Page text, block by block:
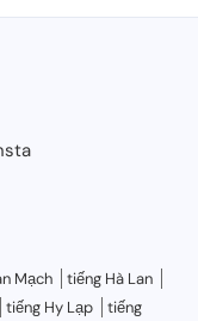
Mạch
tiếng Hà Lan
tiếng Hy Lạp
tiếng